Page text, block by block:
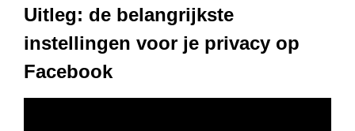
Uitleg: de belangrijkste
instellingen voor je privacy op
Facebook